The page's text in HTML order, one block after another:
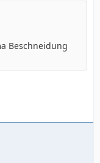
Beschneidung